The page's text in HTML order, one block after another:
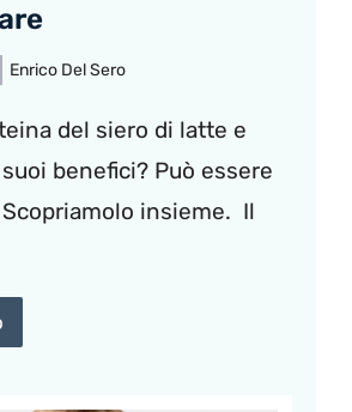
Enrico Del Sero
del siero di latte e
benefici? Può essere
insieme. Il